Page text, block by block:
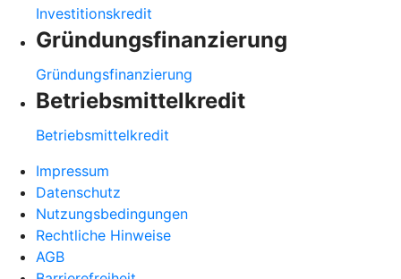
Investitionskredit
Gründungsfinanzierung
Gründungsfinanzierung
Betriebsmittelkredit
Betriebsmittelkredit
Impressum
Datenschutz
Nutzungsbedingungen
Rechtliche Hinweise
AGB